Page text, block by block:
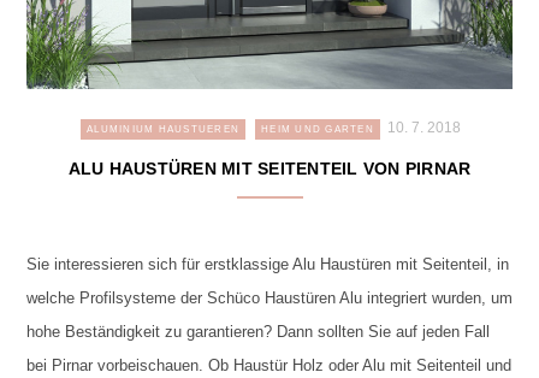
ALUMINIUM HAUSTUEREN HEIM UND GARTEN 10. 7. 2018
ALU HAUSTÜREN MIT SEITENTEIL VON PIRNAR
Sie interessieren sich für erstklassige Alu Haustüren mit Seitenteil, in
welche Profilsysteme der Schüco Haustüren Alu integriert wurden, um
hohe Beständigkeit zu garantieren? Dann sollten Sie auf jeden Fall
bei Pirnar vorbeischauen. Ob Haustür Holz oder Alu mit Seitenteil und